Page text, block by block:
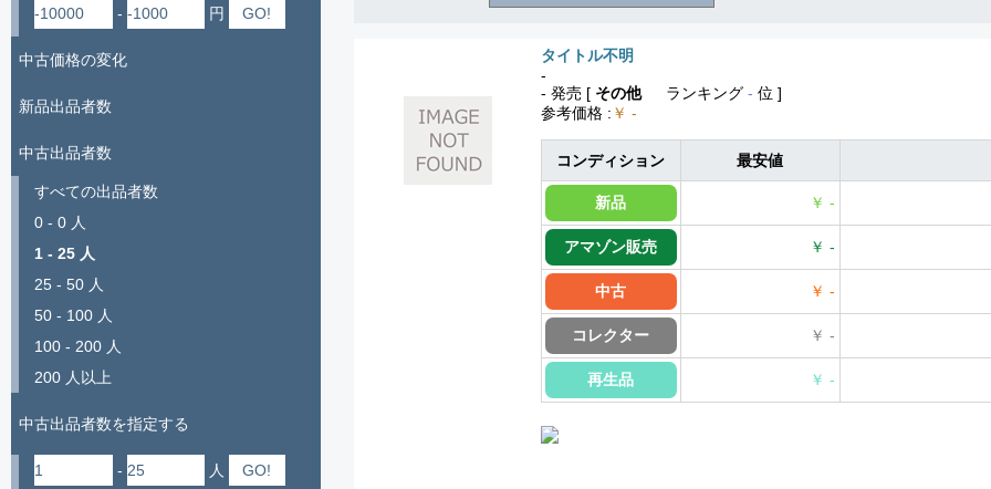
タイトル不明
-
- 発売 [ その他 ランキング - 位 ]
参考価格 : ￥ -
コンディション 最安値
新品 ￥ -
アマゾン販売 ￥ -
中古 ￥ -
コレクター ￥ -
再生品 ￥ -
- 円
中古価格の変化
新品出品者数
中古出品者数
すべての出品者数
0 - 0 人
1 - 25 人
25 - 50 人
50 - 100 人
100 - 200 人
200 人以上
中古出品者数を指定する
- 人